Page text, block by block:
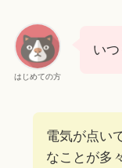
はじめての方
い
電気が点い
なことが多